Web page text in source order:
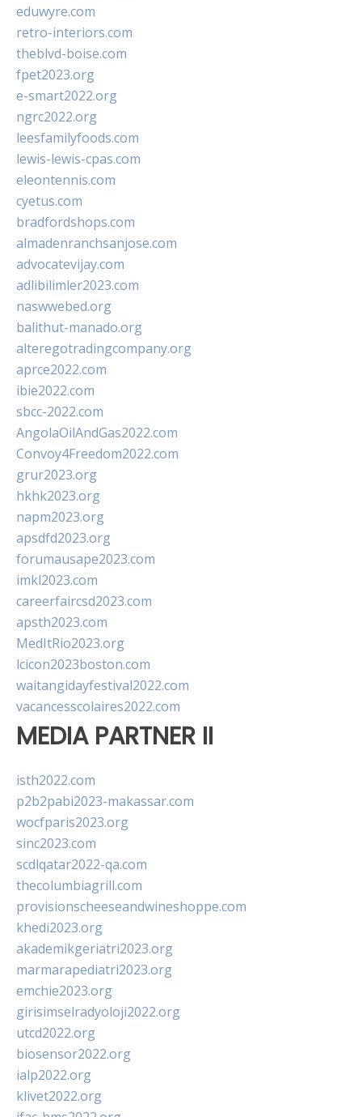
eduwyre.com
retro-interiors.com
theblvd-boise.com
fpet2023.org
e-smart2022.org
ngrc2022.org
leesfamilyfoods.com
lewis-lewis-cpas.com
eleontennis.com
cyetus.com
bradfordshops.com
almadenranchsanjose.com
advocatevijay.com
adlibilimler2023.com
naswwebed.org
balithut-manado.org
alteregotradingcompany.org
aprce2022.com
ibie2022.com
sbcc-2022.com
AngolaOilAndGas2022.com
Convoy4Freedom2022.com
grur2023.org
hkhk2023.org
napm2023.org
apsdfd2023.org
forumausape2023.com
imkl2023.com
careerfaircsd2023.com
apsth2023.com
MedItRio2023.org
lcicon2023boston.com
waitangidayfestival2022.com
vacancesscolaires2022.com
MEDIA PARTNER II
isth2022.com
p2b2pabi2023-makassar.com
wocfparis2023.org
sinc2023.com
scdlqatar2022-qa.com
thecolumbiagrill.com
provisionscheeseandwineshoppe.com
khedi2023.org
akademikgeriatri2023.org
marmarapediatri2023.org
emchie2023.org
girisimselradyoloji2022.org
utcd2022.org
biosensor2022.org
ialp2022.org
klivet2022.org